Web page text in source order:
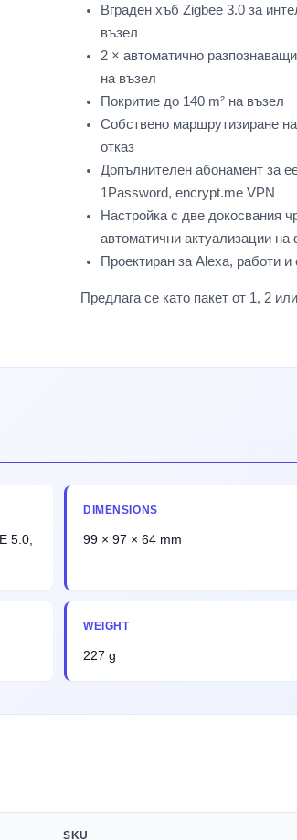
Вграден хъб Zigbee 3.0 за
възел
2 × автоматично
на възел
Покритие до 140 m² на възел
Собствено маршрутизиране
отказ
Допълнителен абонамент за
1Password, encrypt.me VPN
Настройка с две докосвания
автоматични актуализации
Проектиран за Alexa, работи
Предлага се като пакет от 1, 2
5.0,
DIMENSIONS
99 × 97 × 64 mm
WEIGHT
227 g
SKU